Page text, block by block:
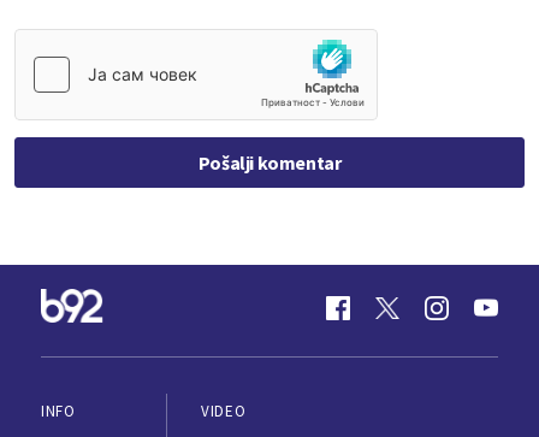
Pošalji komentar
INFO
VIDEO